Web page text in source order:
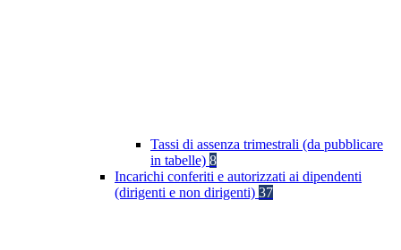
Tassi di assenza trimestrali (da pubblicare
in tabelle) 8
Incarichi conferiti e autorizzati ai dipendenti
(dirigenti e non dirigenti) 37